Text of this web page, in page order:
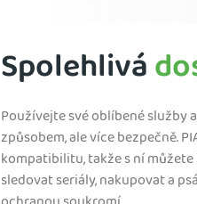
Spolehlivá
Používejte své oblíbené služby
způsobem, ale více bezpečně.
kompatibilitu, takže s ní
sledovat seriály, nakupovat a